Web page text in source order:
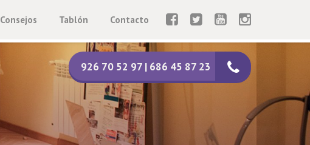
Consejos Tablón Contacto
926 70 52 97 | 686 45 87 23